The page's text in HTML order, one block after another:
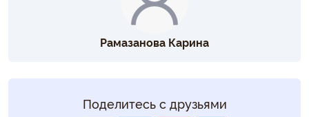
Рамазанова Карина
Поделитесь с друзьями